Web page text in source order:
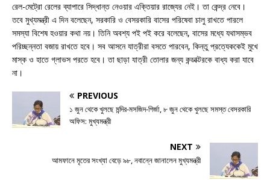
রেল-মেট্রো রেলের ব্যাপারে সিদ্ধান্ত নেওয়ার এক্তিয়ার রাজ্যের নেই। তা কেন্দ্র নেবে।
তবে মুখ্যমন্ত্রী এ দিন বলেছেন, সরকারি ও বেসরকারি বাসের পরিষেবা চালু রাখতে পারলে
সমস্যা বিশেষ হওয়ার কথা নয়। তিনি অবশ্য পই পই করে বলেছেন, বাসের মধ্যে যথাসম্ভব
পরিচ্ছন্নতা বজায় রাখতে হবে। সব আসনে যাত্রীরা বসতে পারবেন, কিন্তু প্রত্যেককেই মুখে
মাস্ক ও হাতে গ্লাভস পরতে হবে। তা ছাড়া যাত্রী তোলার জন্য কন্ডাক্টরকে বাধ্য করা যাবে
না।
PREVIOUS
১ জুন থেকে খুলছে মন্দির-মসজিদ-গির্জা, ৮ জুন থেকে খুলছে সমস্ত বেসরকারি
অফিস: মুখ্যমন্ত্রী
NEXT
আমফানে মৃতের সংখ্যা বেড়ে ৯৮, নবান্নে জানালেন মুখ্যমন্ত্রী